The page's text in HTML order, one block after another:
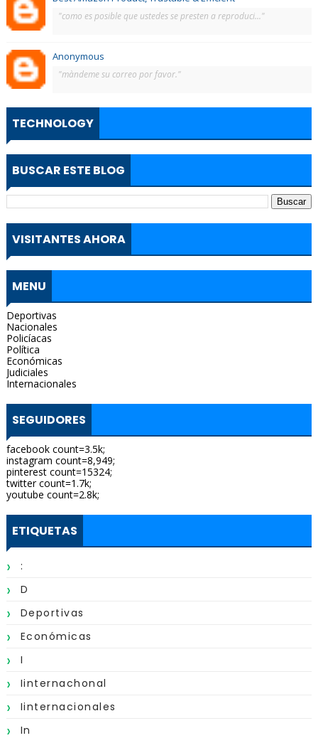
"como es posible que ustedes se presten a reproduci..."
Anonymous
"màndeme su correo por favor."
TECHNOLOGY
BUSCAR ESTE BLOG
VISITANTES AHORA
MENU
Deportivas
Nacionales
Policíacas
Política
Económicas
Judiciales
Internacionales
SEGUIDORES
facebook count=3.5k;
instagram count=8,949;
pinterest count=15324;
twitter count=1.7k;
youtube count=2.8k;
ETIQUETAS
:
D
Deportivas
Económicas
I
Iinternachonal
Iinternacionales
In